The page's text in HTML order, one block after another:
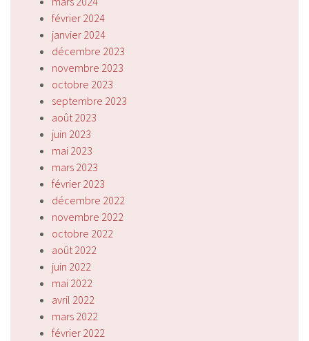
février 2024
janvier 2024
décembre 2023
novembre 2023
octobre 2023
septembre 2023
août 2023
juin 2023
mai 2023
mars 2023
février 2023
décembre 2022
novembre 2022
octobre 2022
août 2022
juin 2022
mai 2022
avril 2022
mars 2022
février 2022